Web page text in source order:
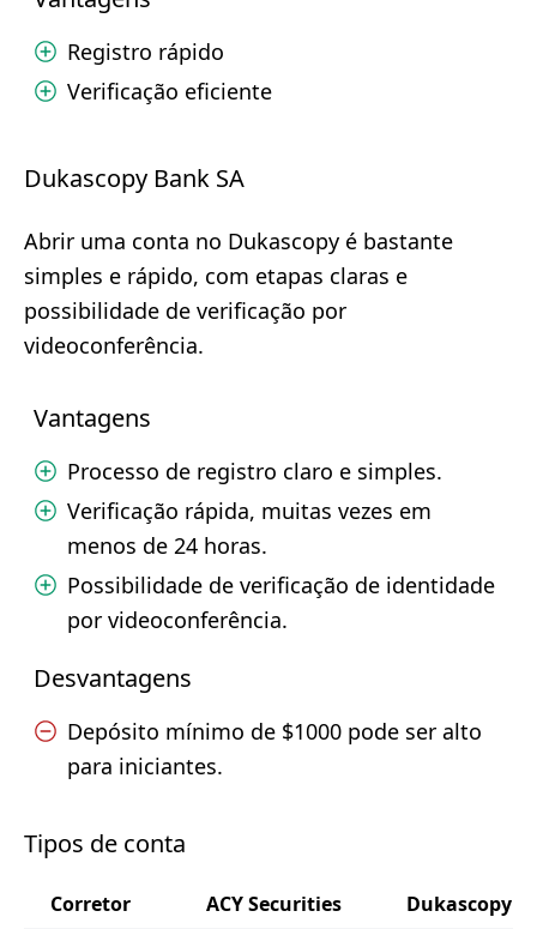
Registro rápido
Verificação eficiente
Dukascopy Bank SA
Abrir uma conta no Dukascopy é bastante
simples e rápido, com etapas claras e
possibilidade de verificação por
videoconferência.
Vantagens
Processo de registro claro e simples.
Verificação rápida, muitas vezes em
menos de 24 horas.
Possibilidade de verificação de identidade
por videoconferência.
Desvantagens
Depósito mínimo de $1000 pode ser alto
para iniciantes.
Tipos de conta
Corretor ACY Securities
Dukascopy